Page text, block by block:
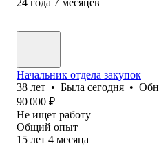
Начальник отдела закупок
38 лет • Была сегодня •
90 000 ₽
Не ищет работу
Общий опыт
15 лет 4 месяца